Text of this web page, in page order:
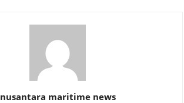
nusantara maritime news